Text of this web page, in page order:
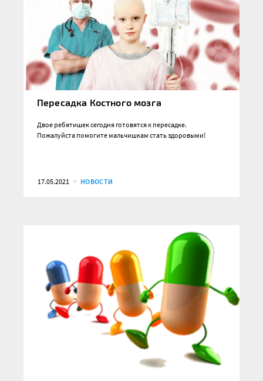
Пересадка Костного мозга
Двое ребятишек сегодня готовятся к пересадке.
Пожалуйста помогите мальчишкам стать здоровыми!
17.05.2021 НОВОСТИ